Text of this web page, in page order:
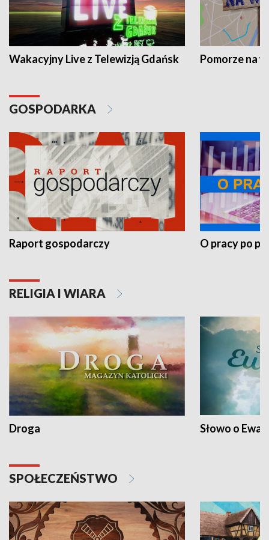
Wakacyjny Live z Telewizją Gdańsk Pomorze na
GOSPODARKA
Raport gospodarczy O pracy po
RELIGIA I WIARA
Droga Słowo o
SPOŁECZEŃSTWO